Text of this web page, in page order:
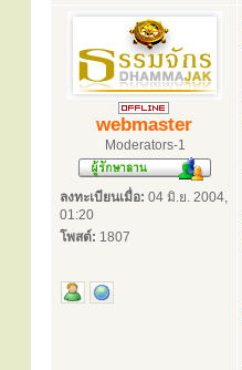
webmaster
Moderators-1
ลงทะเบียนเมื่อ: 04 มิ.ย. 2004,
01:20
โพสต์: 1807